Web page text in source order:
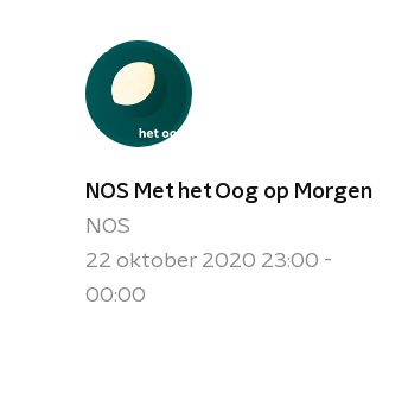
NOS Met het Oog op Morgen
NOS
22 oktober 2020 23:00 -
00:00